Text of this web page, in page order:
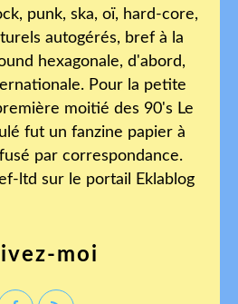
punk, ska, oï, hard-core,
autogérés, bref à la
hexagonale, d'abord,
Pour la petite
moitié des 90's Le
fut un fanzine papier à
par correspondance.
ltd sur le portail Eklablog
moi